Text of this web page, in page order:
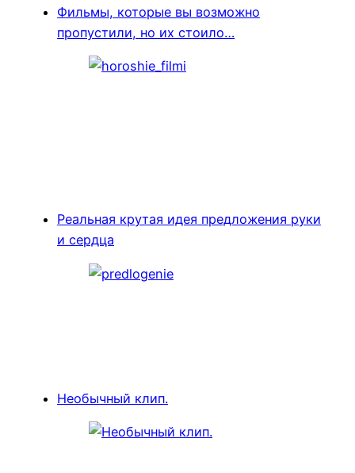
Фильмы, которые вы возможно
пропустили, но их стоило…
Реальная крутая идея предложения руки
и сердца
Необычный клип.